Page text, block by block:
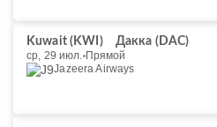
Kuwait (KWI)
Дакка (DAC)
ср, 29 июл. Прямой
Jazeera Airways